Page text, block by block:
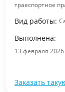
траеспортное
Вид работы:
Выполнена:
13 февраля 2026
Заказать